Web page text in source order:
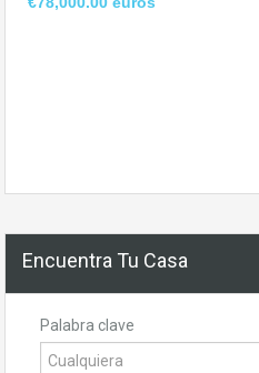
Encuentra Tu Casa
Palabra clave